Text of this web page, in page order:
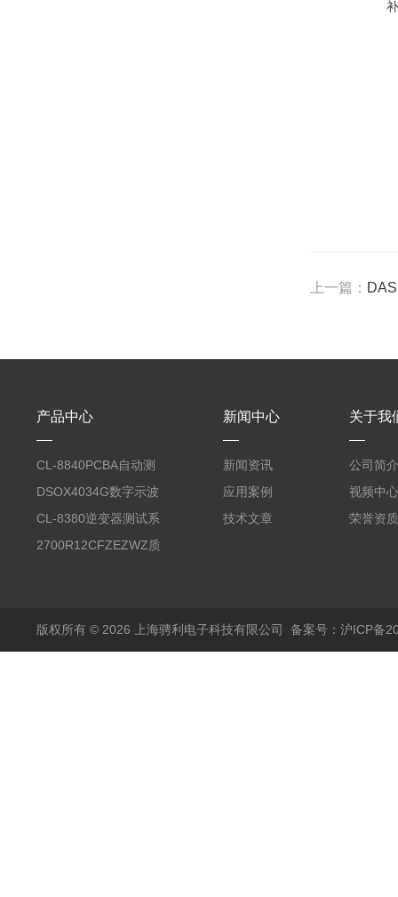
上一篇：
产品中心
CL-8840PCBA自动测
试台系统
DSOX4034G数字示波
器
CL-8380逆变器测试系
统台
2700R12CFZEZWZ质
新闻中心
新闻资讯
应用案例
技术文章
关于我
公司简介
视频中心
荣誉资质
版权所有 © 2026 上海骋利电子科技有限公司 备案号：沪ICP备